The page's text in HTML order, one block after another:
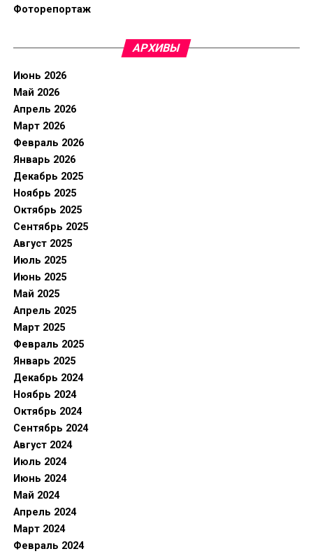
Фоторепортаж
АРХИВЫ
Июнь 2026
Май 2026
Апрель 2026
Март 2026
Февраль 2026
Январь 2026
Декабрь 2025
Ноябрь 2025
Октябрь 2025
Сентябрь 2025
Август 2025
Июль 2025
Июнь 2025
Май 2025
Апрель 2025
Март 2025
Февраль 2025
Январь 2025
Декабрь 2024
Ноябрь 2024
Октябрь 2024
Сентябрь 2024
Август 2024
Июль 2024
Июнь 2024
Май 2024
Апрель 2024
Март 2024
Февраль 2024